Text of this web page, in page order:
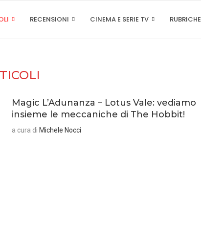
RECENSIONI CINEMA E SERIE TV RUBRICHE
Magic L’Adunanza – Lotus Vale: vediamo
insieme le meccaniche di The Hobbit!
a cura di Michele Nocci